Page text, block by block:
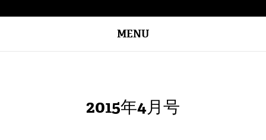
MENU
2015年4月号